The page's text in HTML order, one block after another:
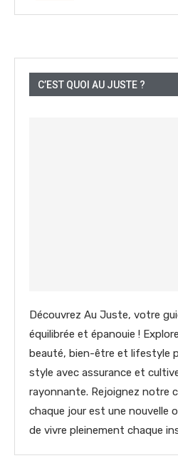
C’EST QUOI AU JUSTE ?
Découvrez Au Juste, votre
équilibrée et épanouie !
beauté, bien-être et lifestyle
style avec assurance et
rayonnante. Rejoignez notre
chaque jour est une nouvelle
de vivre pleinement chaque